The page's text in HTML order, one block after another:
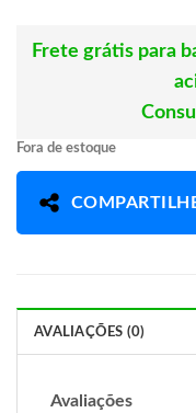
Frete grátis para
Fora de estoque
AVALIAÇÕES (0)
Avaliações